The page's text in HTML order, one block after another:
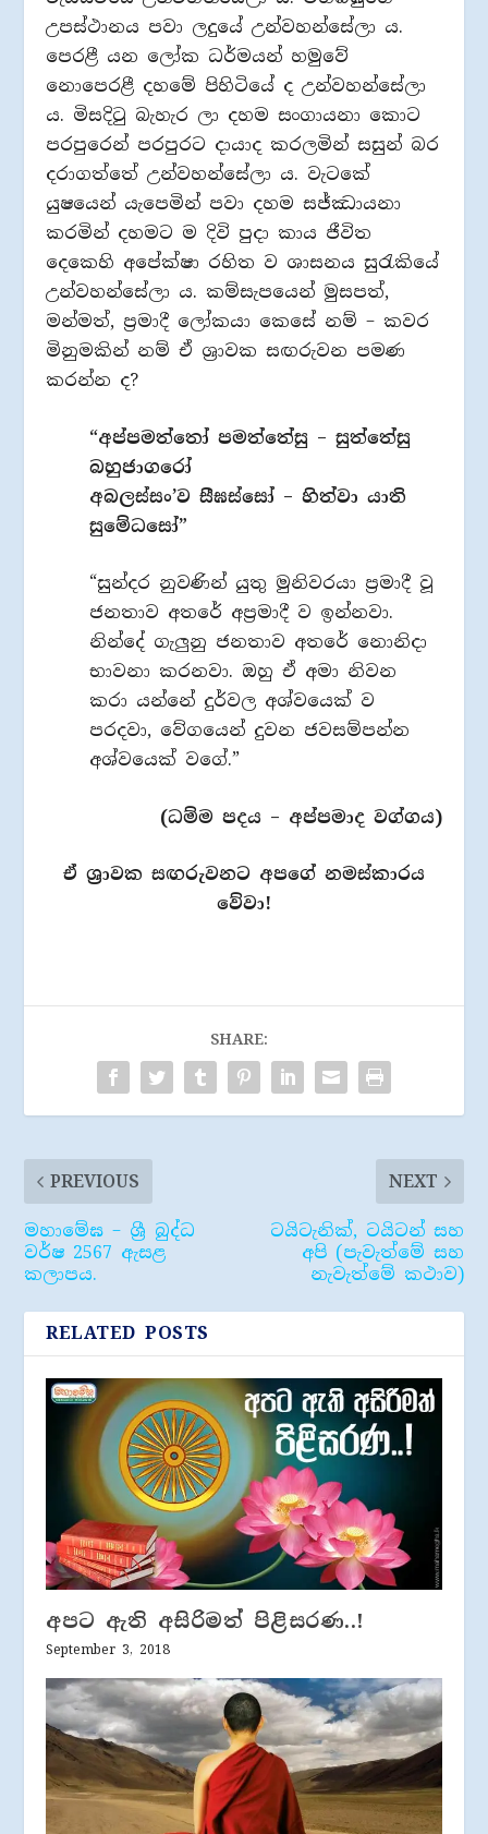
උපස්ථානය පවා ලදුයේ උන්වහන්සේලා ය.
පෙරළී යන ලෝක ධර්මයන් හමුවේ
නොපෙරළී දහමේ පිහිටියේ ද උන්වහන්සේලා
ය. මිසදිටු බැහැර ලා දහම සංගායනා කොට
පරපුරෙන් පරපුරට දායාද කරලමින් සසුන් බර
දරාගත්තේ උන්වහන්සේලා ය. වැටකේ
යුෂයෙන් යැපෙමින් පවා දහම සජ්ඣායනා
කරමින් දහමට ම දිවි පුදා කාය ජීවිත
දෙකෙහි අපේක්ෂා රහිත ව ශාසනය සුරැකියේ
උන්වහන්සේලා ය. කම්සැපයෙන් මුසපත්,
මන්මත්, ප්‍රමාදී ලෝකයා කෙසේ නම් – කවර
මිනුමකින් නම් ඒ ශ්‍රාවක සඟරුවන පමණ
කරන්න ද?
“අප්පමත්තෝ පමත්තේසු – සුත්තේසු
බහුජාගරෝ
අබලස්සං’ව සීඝස්සෝ – හිත්වා යාති
සුමේධසෝ”
“සුන්දර නුවණින් යුතු මුනිවරයා ප්‍රමාදී වූ
ජනතාව අතරේ අප්‍රමාදී ව ඉන්නවා.
නින්දේ ගැලුනු ජනතාව අතරේ නොනිදා
භාවනා කරනවා. ඔහු ඒ අමා නිවන
කරා යන්නේ දුර්වල අශ්වයෙක් ව
පරදවා, වේගයෙන් දුවන ජවසම්පන්න
අශ්වයෙක් වගේ.”
(ධම්ම පදය – අප්පමාද වග්ගය)
ඒ ශ්‍රාවක සඟරුවනට අපගේ නමස්කාරය
වේවා!
SHARE:
PREVIOUS
මහාමේඝ – ශ්‍රී බුද්ධ
වර්ෂ 2567 ඇස​ළ
කලාප​ය.
NEXT
ටයිටැනික්, ටයිටන් සහ
අපි (පැවැත්මේ සහ
නැවැත්මේ කථාව)
RELATED POSTS
අපට ඇති අසිරිමත් පිළිසරණ..!
September 3, 2018